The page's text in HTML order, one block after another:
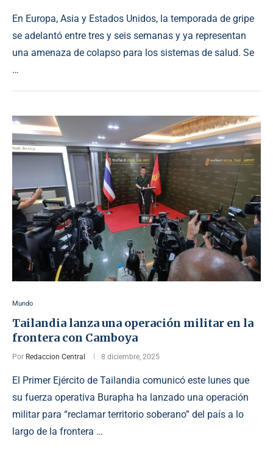
En Europa, Asia y Estados Unidos, la temporada de gripe
se adelantó entre tres y seis semanas y ya representan
una amenaza de colapso para los sistemas de salud. Se
…
Mundo
Tailandia lanza una operación militar en la
frontera con Camboya
Por Redaccion Central 8 diciembre, 2025
El Primer Ejército de Tailandia comunicó este lunes que
su fuerza operativa Burapha ha lanzado una operación
militar para “reclamar territorio soberano” del país a lo
largo de la frontera …